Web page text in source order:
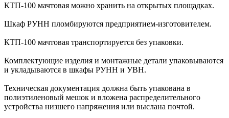
КТП-100 мачтовая можно хранить на открытых площадках.
Шкаф РУНН пломбируются предприятием-изготовителем.
КТП-100 мачтовая транспортируется без упаковки.
Комплектующие изделия и монтажные детали упаковываются
и укладываются в шкафы РУНН и УВН.
Техническая документация должна быть упакована в
полиэтиленовый мешок и вложена распределительного
устройства низшего напряжения или выслана почтой.